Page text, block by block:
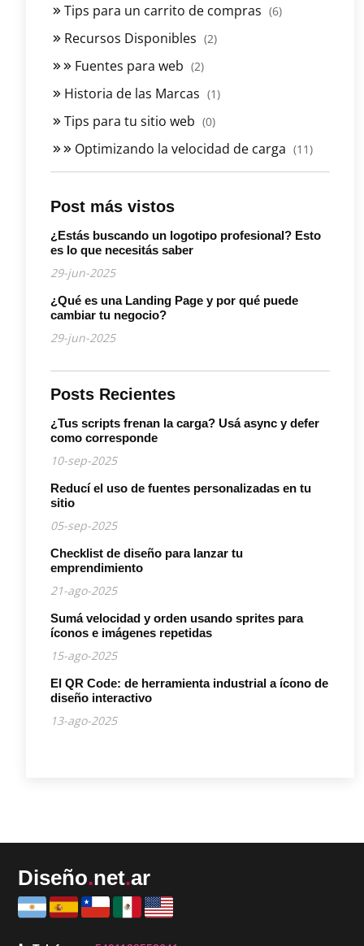
Tips para un carrito de compras (6)
Recursos Disponibles (2)
Fuentes para web (2)
Historia de las Marcas (1)
Tips para tu sitio web (0)
Optimizando la velocidad de carga (11)
Post más vistos
¿Estás buscando un logotipo profesional? Esto
es lo que necesitás saber
29-jun-2025
¿Qué es una Landing Page y por qué puede
cambiar tu negocio?
29-jun-2025
Posts Recientes
¿Tus scripts frenan la carga? Usá async y defer
como corresponde
10-sep-2025
Reducí el uso de fuentes personalizadas en tu
sitio
05-sep-2025
Checklist de diseño para lanzar tu
emprendimiento
21-ago-2025
Sumá velocidad y orden usando sprites para
íconos e imágenes repetidas
15-ago-2025
El QR Code: de herramienta industrial a ícono de
diseño interactivo
13-ago-2025
Diseño.net.ar